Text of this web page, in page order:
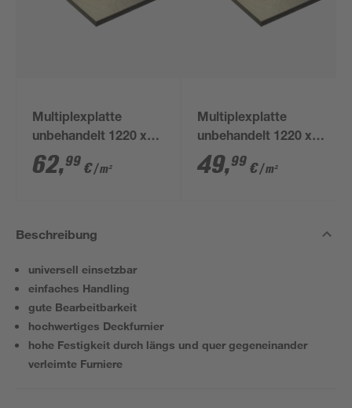
Multiplexplatte
unbehandelt 1220 x
2500 x 18 mm
62,99 €/ m²
Multiplexplatte
unbehandelt 1220 x
2500 x 15 mm
49,99 €/ m²
Beschreibung
universell einsetzbar
einfaches Handling
gute Bearbeitbarkeit
hochwertiges Deckfurnier
hohe Festigkeit durch längs und quer gegeneinander
verleimte Furniere